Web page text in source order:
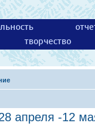
творчество
апреля -12